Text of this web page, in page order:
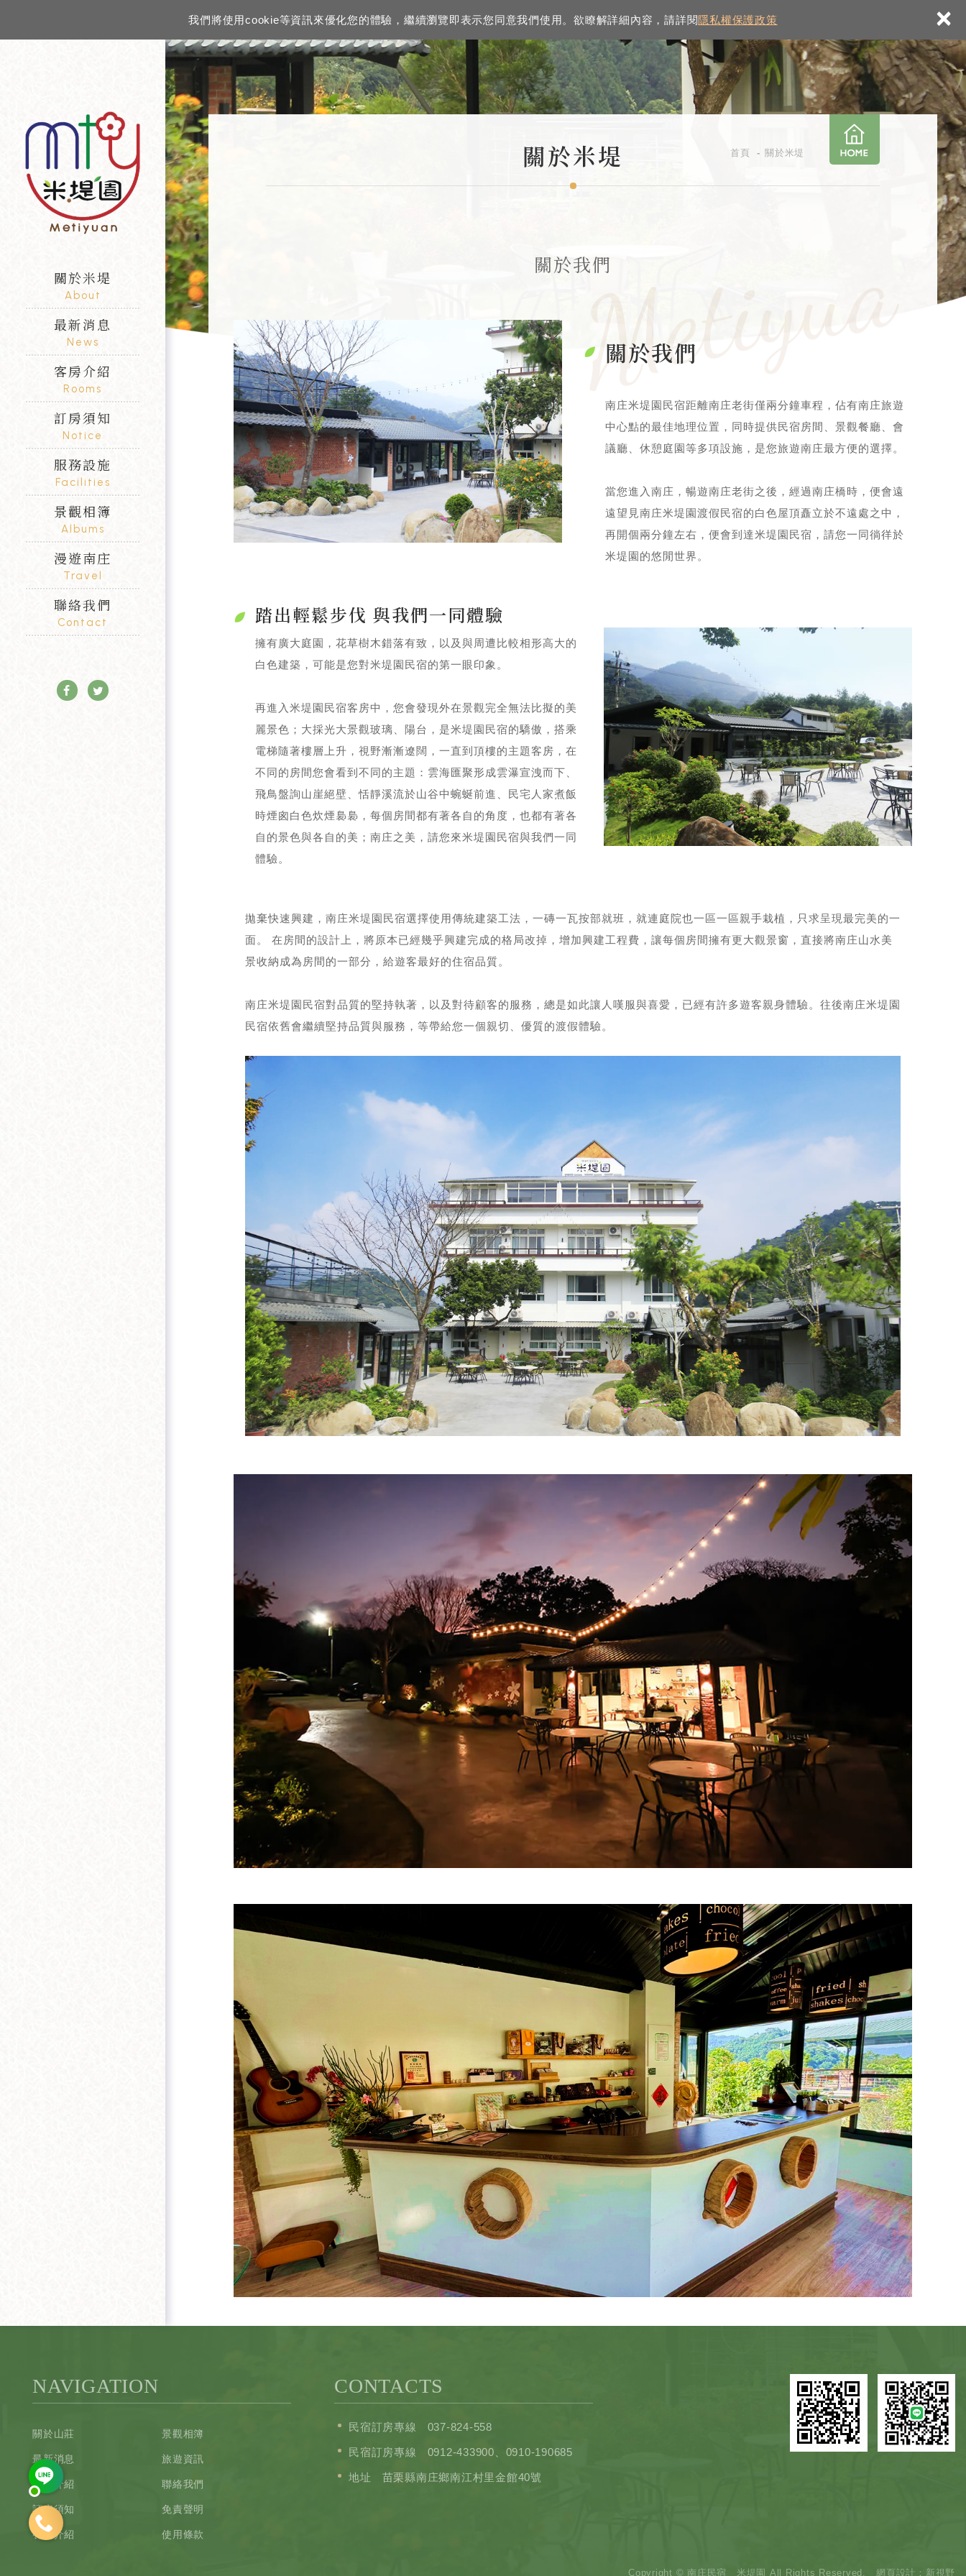
我們將使用cookie等資訊來優化您的體驗，繼續瀏覽即表示您同意我們使用。欲瞭解詳細內容，請詳閱隱私權保護政策 ×
關於米堤
About
最新消息
News
客房介紹
Rooms
訂房須知
Notice
服務設施
Facilities
景觀相簿
Albums
漫遊南庄
Travel
聯絡我們
Contact
首頁 關於米堤
關於米堤
關於我們M
e
t
i
y
u
a
n
關於我們
南庄米堤園民宿距離南庄老街僅兩分鐘車程，佔有南庄旅遊
中心點的最佳地理位置，同時提供民宿房間、景觀餐廳、會
議廳、休憩庭園等多項設施，是您旅遊南庄最方便的選擇。
當您進入南庄，暢遊南庄老街之後，經過南庄橋時，便會遠
遠望見南庄米堤園渡假民宿的白色屋頂矗立於不遠處之中，
再開個兩分鐘左右，便會到達米堤園民宿，請您一同徜徉於
米堤園的悠閒世界。
踏出輕鬆步伐 與我們一同體驗
擁有廣大庭園，花草樹木錯落有致，以及與周遭比較相形高大的
白色建築，可能是您對米堤園民宿的第一眼印象。
再進入米堤園民宿客房中，您會發現外在景觀完全無法比擬的美
麗景色；大採光大景觀玻璃、陽台，是米堤園民宿的驕傲，搭乘
電梯隨著樓層上升，視野漸漸遼闊，一直到頂樓的主題客房，在
不同的房間您會看到不同的主題：雲海匯聚形成雲瀑宣洩而下、
飛鳥盤詢山崖絕壁、恬靜溪流於山谷中蜿蜒前進、民宅人家煮飯
時煙囪白色炊煙裊裊，每個房間都有著各自的角度，也都有著各
自的景色與各自的美；南庄之美，請您來米堤園民宿與我們一同
體驗。
拋棄快速興建，南庄米堤園民宿選擇使用傳統建築工法，一磚一瓦按部就班，就連庭院也一區一區親手栽植，只求呈現最完美的一
面。 在房間的設計上，將原本已經幾乎興建完成的格局改掉，增加興建工程費，讓每個房間擁有更大觀景窗，直接將南庄山水美
景收納成為房間的一部分，給遊客最好的住宿品質。
南庄米堤園民宿對品質的堅持執著，以及對待顧客的服務，總是如此讓人嘆服與喜愛，已經有許多遊客親身體驗。往後南庄米堤園
民宿依舊會繼續堅持品質與服務，等帶給您一個親切、優質的渡假體驗。
NAVIGATION
關於山莊
最新消息
客房介紹
訂房須知
餐廳介紹
景觀相簿
旅遊資訊
聯絡我們
免責聲明
使用條款
CONTACTS
民宿訂房專線 037-824-558
民宿訂房專線 0912-433900 0910-190685
地址 苗栗縣南庄鄉南江村里金館40號
Copyright © 南庄民宿＿米堤園 All Rights Reserved. 網頁設計 ：新視野